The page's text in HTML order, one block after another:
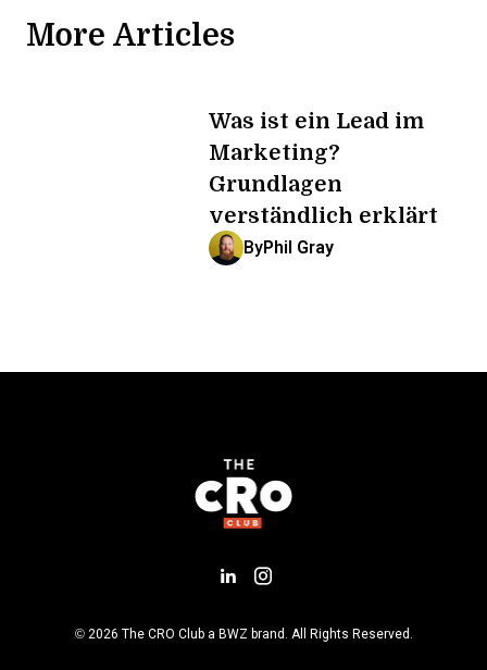
More Articles
Was ist ein Lead im
Marketing?
Grundlagen
verständlich erklärt
ByPhil Gray
Add us on LinkedIn
Follow us on
© 2026 The CRO Club a BWZOpens new window
brand. All Rights Reserved.